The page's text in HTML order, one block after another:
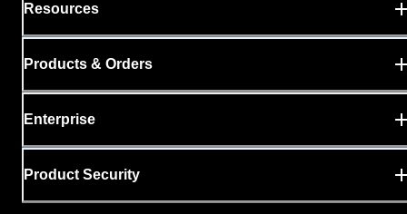
Resources
Products & Orders
Enterprise
Product Security